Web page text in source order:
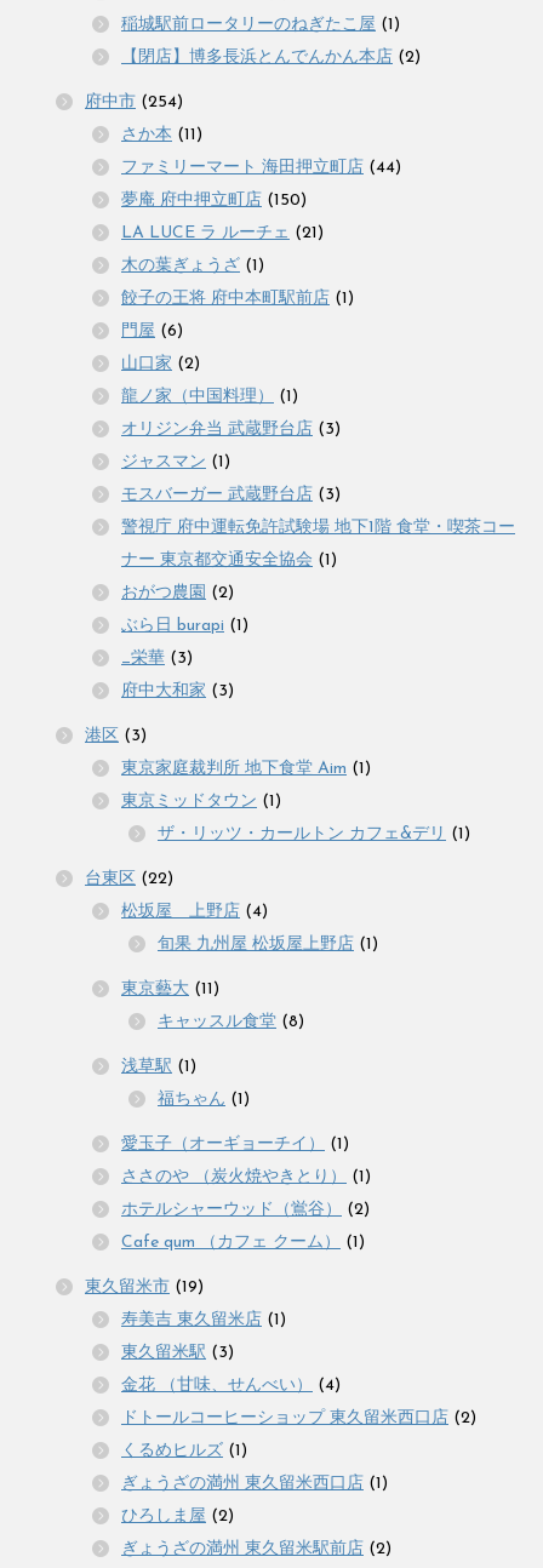
稲城駅前ロータリーのねぎたこ屋 (1)
【閉店】博多長浜とんでんかん本店 (2)
府中市 (254)
さか本 (11)
ファミリーマート 海田押立町店 (44)
夢庵 府中押立町店 (150)
LA LUCE ラ ルーチェ (21)
木の葉ぎょうざ (1)
餃子の王将 府中本町駅前店 (1)
門屋 (6)
山口家 (2)
龍ノ家（中国料理）
(1)
オリジン弁当 武蔵野台店 (3)
ジャスマン (1)
モスバーガー 武蔵野台店 (3)
警視庁 府中運転免許試験場 地下1階 食堂・喫茶コー
ナー 東京都交通安全協会 (1)
おがつ農園 (2)
ぶら日 burapi (1)
_栄華 (3)
府中大和家 (3)
港区 (3)
東京家庭裁判所 地下食堂 Aim (1)
東京ミッドタウン (1)
ザ・リッツ・カールトン カフェ&デリ (1)
台東区 (22)
松坂屋 上野店 (4)
旬果 九州屋 松坂屋上野店 (1)
東京藝大 (11)
キャッスル食堂 (8)
浅草駅 (1)
福ちゃん (1)
愛玉子（オーギョーチイ）
(1)
ささのや （炭火焼やきとり）
(1)
ホテルシャーウッド（鴬谷）
(2)
Cafe qum （カフェ クーム）
(1)
東久留米市 (19)
寿美吉 東久留米店 (1)
東久留米駅 (3)
金花 （甘味、せんべい）
(4)
ドトールコーヒーショップ 東久留米西口店 (2)
くるめヒルズ (1)
ぎょうざの満州 東久留米西口店 (1)
ひろしま屋 (2)
ぎょうざの満州 東久留米駅前店 (2)